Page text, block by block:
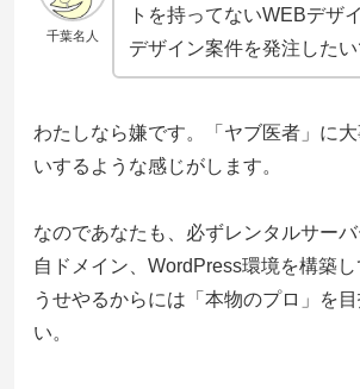
千葉名人
トを持ってないWEBデザ
デザイン案件を発注したい
わたしなら嫌です。「ヤブ医者」に
いするような感じがします。
なのであなたも、必ずレンタルサー
自ドメイン、WordPress環境を構築
うせやるからには「本物のプロ」を
い。